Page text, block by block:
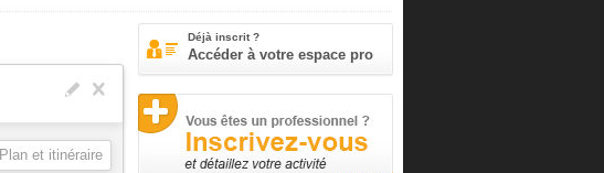
Plan et itinéraire
Déjà inscrit ?
Accéder à votre espace pro